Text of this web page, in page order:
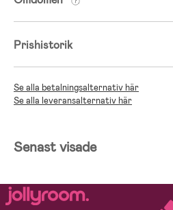
Prishistorik
Se alla betalningsalternativ här
Se alla leveransalternativ här
Senast visade